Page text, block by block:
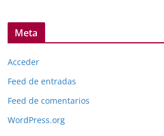
Meta
Acceder
Feed de entradas
Feed de comentarios
WordPress.org